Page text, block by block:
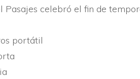
celebró el fin de
portátil